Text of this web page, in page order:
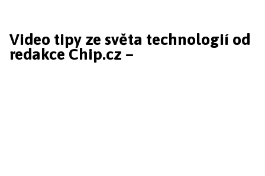
Video tipy ze světa technologií od
redakce Chip.cz –